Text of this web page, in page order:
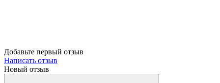
Добавьте первый отзыв
Написать отзыв
Новый отзыв